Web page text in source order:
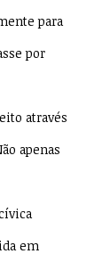
para
por
através
apenas
em